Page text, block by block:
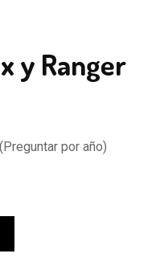
y Ranger
por año)